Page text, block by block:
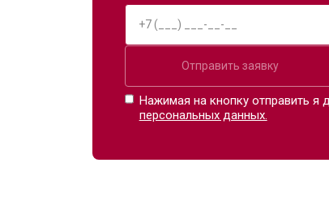
Отправить заявку
Нажимая на кнопку отправить я
персональных данных.